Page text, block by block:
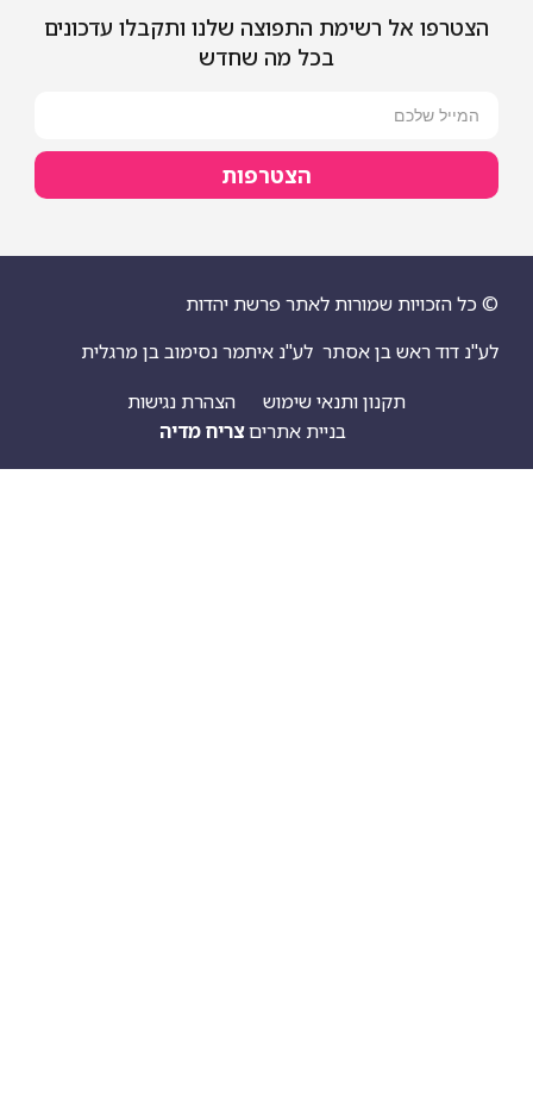
אל רשימת התפוצה שלנו ותקבלו עדכונים
בכל מה שחדש
שמורות לאתר פרשת יהדות
ראש בן אסתר לע"נ איתמר נסימוב בן מרגלית
תקנון ותנאי שימוש
הצהרת נגישות
בניית אתריםצריח מדיה